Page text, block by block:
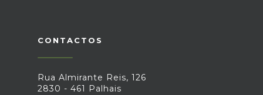
CONTACTOS
Rua Almirante Reis, 126
2830 - 461 Palhais